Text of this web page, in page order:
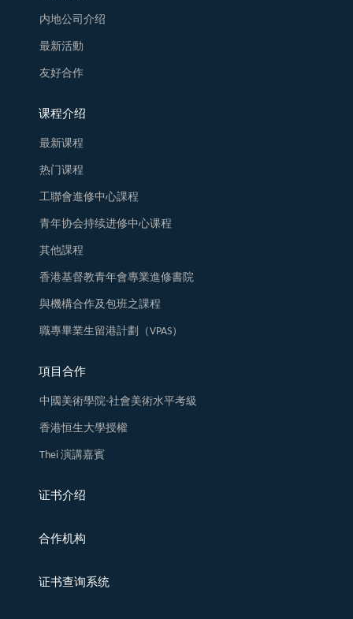
内地公司介绍
最新活動
友好合作
课程介绍
最新课程
热门课程
工聯會進修中心課程
青年协会持续进修中心课程
其他課程
香港基督教青年會專業進修書院
與機構合作及包班之課程
職專畢業生留港計劃（VPAS）
項目合作
中國美術學院-社會美術水平考級
香港恒生大學授權
Thei 演講嘉賓
证书介绍
合作机构
证书查询系统